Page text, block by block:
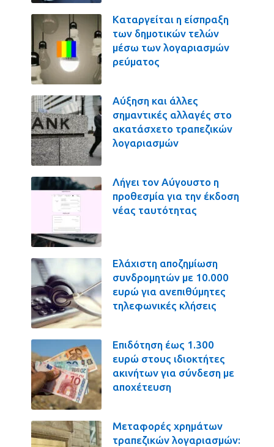
Καταργείται η είσπραξη
των δημοτικών τελών
μέσω των λογαριασμών
ρεύματος
Αύξηση και άλλες
σημαντικές αλλαγές στο
ακατάσχετο τραπεζικών
λογαριασμών
Λήγει τον Αύγουστο η
προθεσμία για την έκδοση
νέας ταυτότητας
Ελάχιστη αποζημίωση
συνδρομητών με 10.000
ευρώ για ανεπιθύμητες
τηλεφωνικές κλήσεις
Επιδότηση έως 1.300
ευρώ στους ιδιοκτήτες
ακινήτων για σύνδεση με
αποχέτευση
Μεταφορές χρημάτων
τραπεζικών λογαριασμών: